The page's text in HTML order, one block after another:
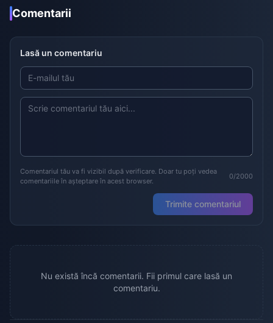
Comentarii
Lasă un comentariu
Comentariul tău va fi vizibil după verificare. Doar tu poți vedea
comentariile în așteptare în acest browser.
0/2000
Trimite comentariul
Nu există încă comentarii. Fii primul care lasă un
comentariu.